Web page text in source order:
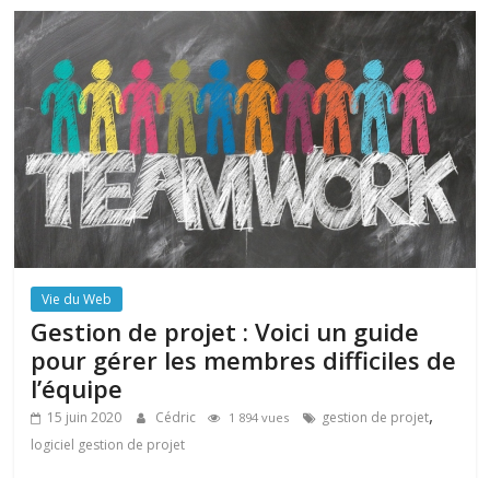
Vie du Web
Gestion de projet : Voici un guide
pour gérer les membres difficiles de
l’équipe
15 juin 2020 Cédric 1 894 vues gestion de projet,
logiciel gestion de projet